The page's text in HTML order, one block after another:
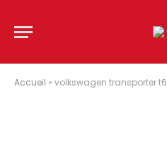
Accueil » volkswagen transporter t6